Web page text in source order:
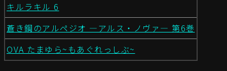
キルラキル 6
蒼き鋼のアルペジオ ―アルス・ノヴァ― 第6巻
OVA たまゆら~もあぐれっしぶ~